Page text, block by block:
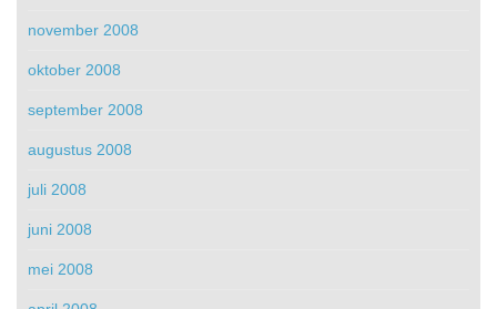
november 2008
oktober 2008
september 2008
augustus 2008
juli 2008
juni 2008
mei 2008